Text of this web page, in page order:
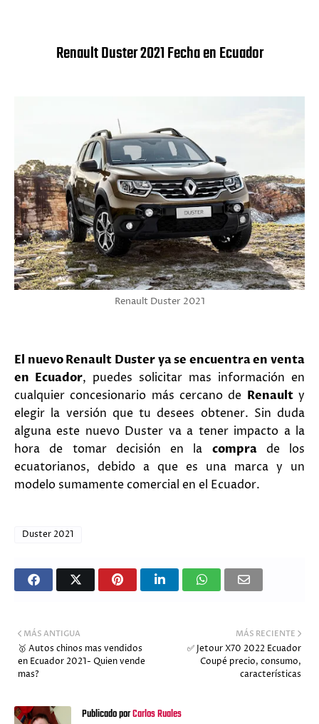
Renault Duster 2021 Fecha en Ecuador
Renault Duster 2021
El nuevo Renault Duster ya se encuentra en venta
en Ecuador, puedes solicitar mas información en
cualquier concesionario más cercano de Renaulty
elegir la versión que tu desees obtener. Sin duda
alguna este nuevo Duster va a tener impacto a la
hora de tomar decisión en la comprade los
ecuatorianos, debido a que es una marca y un
modelo sumamente comercial en el Ecuador.
Duster 2021
MÁS RECIENTE
✅ Jetour X70 2022 Ecuador
Coupé precio, consumo,
características
MÁS ANTIGUA
🥇 Autos chinos mas vendidos
en Ecuador 2021- Quien vende
mas?
Publicado porCarlos Ruales